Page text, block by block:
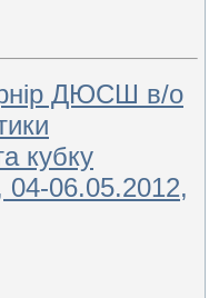
ДЮСШ в/о
кубку
04-06.05.2012,